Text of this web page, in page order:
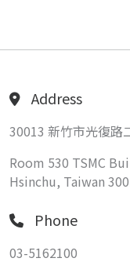
Address
30013 新竹市光復路
Room 530 TSMC
Hsinchu, Taiwan
Phone
03-5162100